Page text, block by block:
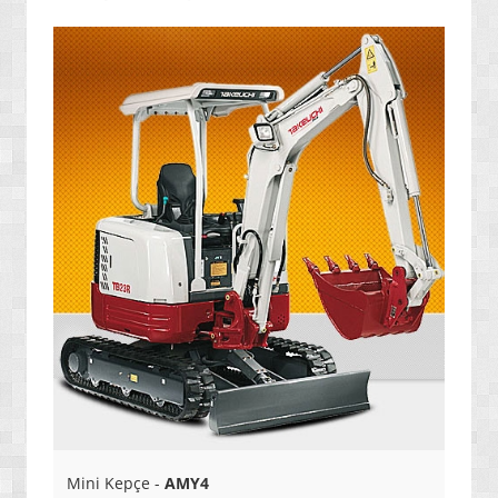
» ENERJİ / YAKIT SİSTEMLERİ
» YAZILIMLAR
» PC OYUNLARI
» VCD FİLMLERİ
» SAĞLIK / TIP / BİTKİSEL ÜRÜNLER
» GIDA / YİYECEK / İÇECEK ÜRÜNLERİ
» TARIM MAKİNELERİ / ÜRÜNLERİ
» SEBZE TOHUMLARI
» DEFİNE ARAMA SİSTEMLERİ / DEDEKTÖRLER
» PAKETLEME SİSTEMLERİ / ÜRÜNLERİ
» EL ALETLERİ / ENDÜSTRİYEL ÜRÜNLER
» EKSTRA MAKİNELER
Mini Kepçe - AMY4